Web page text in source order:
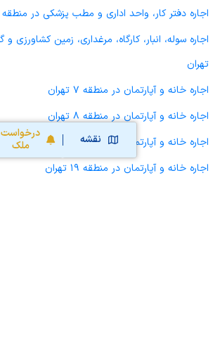
نقشه
درخواست
ملک
اجاره دفتر کار، واحد اداری و مطب پزشکی در منطقه 9 تهران
تهران
اجاره خانه و آپارتمان در منطقه 7 تهران
اجاره خانه و آپارتمان در منطقه 8 تهران
اجاره خانه و آپارتمان در منطقه 1 تهران
اجاره خانه و آپارتمان در منطقه 19 تهران